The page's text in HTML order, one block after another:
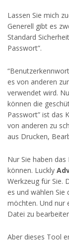
Lassen Sie mich
Generell gibt es
Standard
Passwort”.
es von anderen
verwendet wird.
können die
Passwort” ist das
von anderen zu
aus Drucken,
Nur Sie haben
können. Luckly
Werkzeug für Sie.
es und wählen
möchten. Und nur
Datei zu
Aber dieses Tool